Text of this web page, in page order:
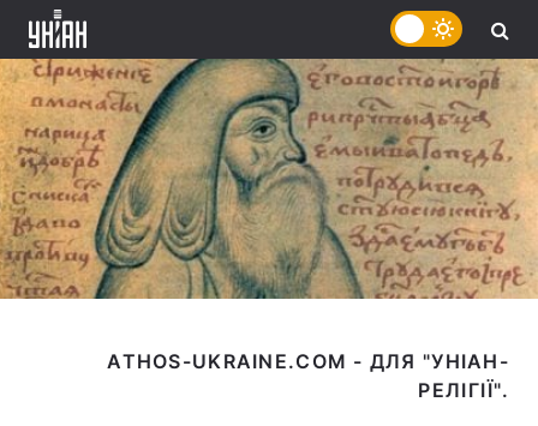
ATHOS-UKRAINE.COM - ДЛЯ "УНІАН-